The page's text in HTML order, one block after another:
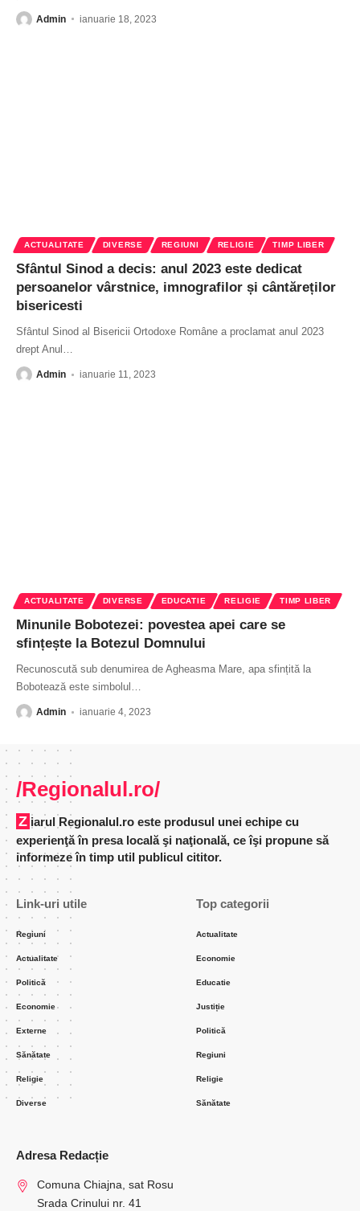
Admin ianuarie 18, 2023
ACTUALITATE DIVERSE REGIUNI RELIGIE TIMP LIBER
Sfântul Sinod a decis: anul 2023 este dedicat
persoanelor vârstnice, imnografilor și cântăreților
bisericesti
Sfântul Sinod al Bisericii Ortodoxe Române a proclamat anul 2023
drept Anul …
Admin ianuarie 11, 2023
ACTUALITATE DIVERSE EDUCATIE RELIGIE TIMP LIBER
Minunile Bobotezei: povestea apei care se
sfințește la Botezul Domnului
Recunoscută sub denumirea de Agheasma Mare, apa sfințită la
Bobotează este simbolul …
Admin ianuarie 4, 2023
/Regionalul.ro/
Ziarul Regionalul.ro este produsul unei echipe cu
experienţă în presa locală şi naţională, ce îşi propune să
informeze în timp util publicul cititor.
Link-uri utile
Regiuni
Actualitate
Politică
Economie
Externe
Sănătate
Religie
Diverse
Top categorii
Actualitate
Economie
Educatie
Justiție
Politică
Regiuni
Religie
Sănătate
Adresa Redacție
Comuna Chiajna, sat Rosu
Srada Crinului nr. 41